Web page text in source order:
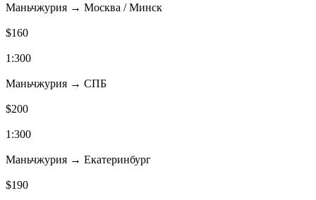
Маньчжурия → Москва / Минск
$160
1:300
Маньчжурия → СПБ
$200
1:300
Маньчжурия → Екатеринбург
$190